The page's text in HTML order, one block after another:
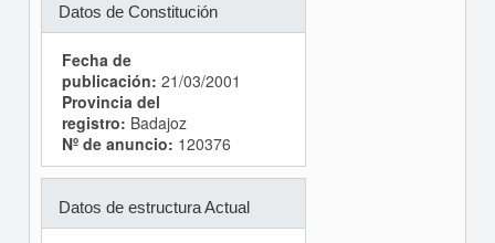
Datos de Constitución
Fecha de
publicación: 21/03/2001
Provincia del
registro: Badajoz
Nº de anuncio: 120376
Datos de estructura Actual